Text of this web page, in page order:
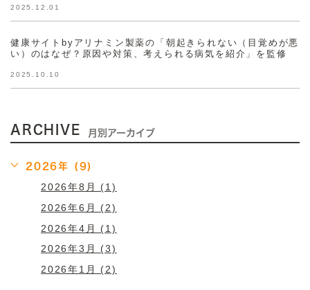
2025.12.01
健康サイトbyアリナミン製薬の「朝起きられない（目覚めが悪
い）のはなぜ？原因や対策、考えられる病気を紹介」を監修
2025.10.10
ARCHIVE 月別アーカイブ
2026年 (9)
2026年8月 (1)
2026年6月 (2)
2026年4月 (1)
2026年3月 (3)
2026年1月 (2)